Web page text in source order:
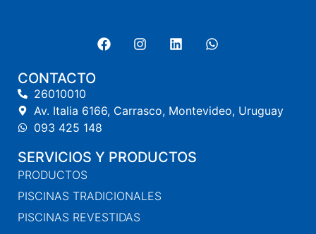
CONTACTO
26010010
Av. Italia 6166, Carrasco, Montevideo, Uruguay
093 425 148
SERVICIOS Y PRODUCTOS
PRODUCTOS
PISCINAS TRADICIONALES
PISCINAS REVESTIDAS